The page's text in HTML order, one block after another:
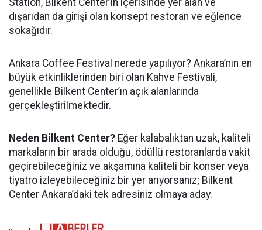
Station, Bilkent Center’ın içerisinde yer alan ve
dışarıdan da girişi olan konsept restoran ve eğlence
sokağıdır.
Ankara Coffee Festival nerede yapılıyor? Ankara’nın en
büyük etkinliklerinden biri olan Kahve Festivali,
genellikle Bilkent Center’ın açık alanlarında
gerçekleştirilmektedir.
Neden Bilkent Center? Eğer kalabalıktan uzak, kaliteli
markaların bir arada olduğu, ödüllü restoranlarda vakit
geçirebileceğiniz ve akşamına kaliteli bir konser veya
tiyatro izleyebileceğiniz bir yer arıyorsanız; Bilkent
Center Ankara’daki tek adresiniz olmaya aday.